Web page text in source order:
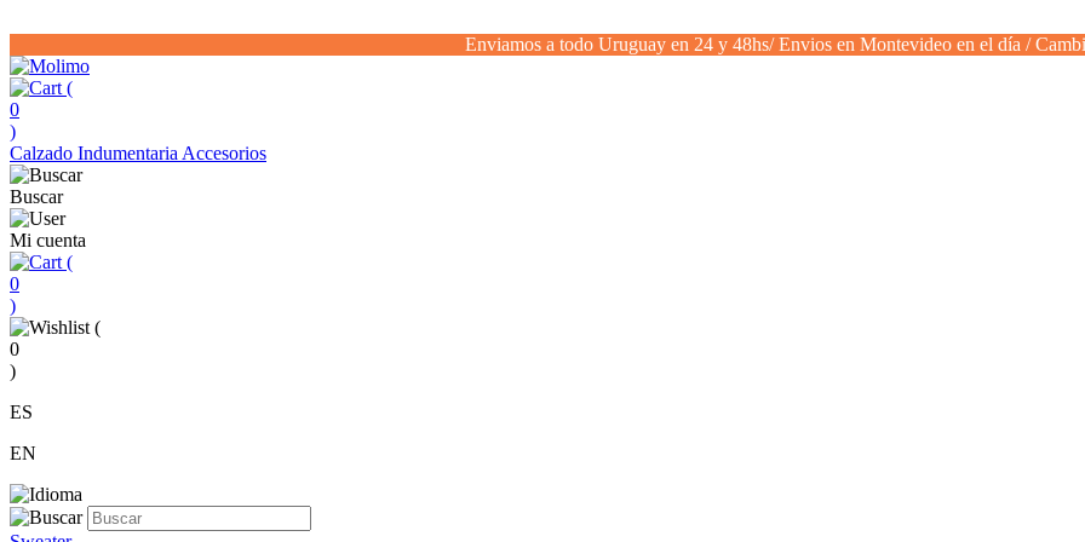
Enviamos a todo Uruguay en 24 y 48hs/ Envios en Montevideo en el día /
(
0
)
Calzado Indumentaria Accesorios
Buscar
Mi cuenta
(
0
)
(
0
)
ES
EN